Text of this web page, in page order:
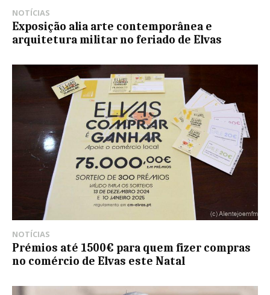
NOTÍCIAS
Exposição alia arte contemporânea e
arquitetura militar no feriado de Elvas
NOTÍCIAS
Prémios até 1500€ para quem fizer compras
no comércio de Elvas este Natal